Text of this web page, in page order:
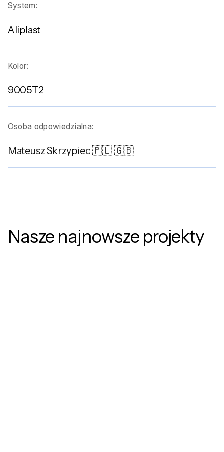
System:
Aliplast
Kolor:
9005T2
Osoba odpowiedzialna:
Mateusz Skrzypiec 🇵🇱 🇬🇧
Nasze najnowsze projekty